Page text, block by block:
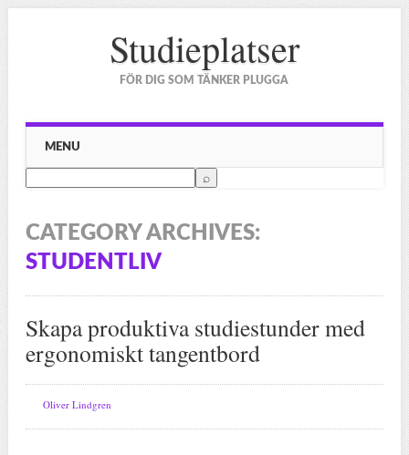
Studieplatser
FÖR DIG SOM TÄNKER PLUGGA
Main menu
Skip to content
MENU
CATEGORY ARCHIVES:
STUDENTLIV
Skapa produktiva studiestunder med
ergonomiskt tangentbord
Oliver Lindgren